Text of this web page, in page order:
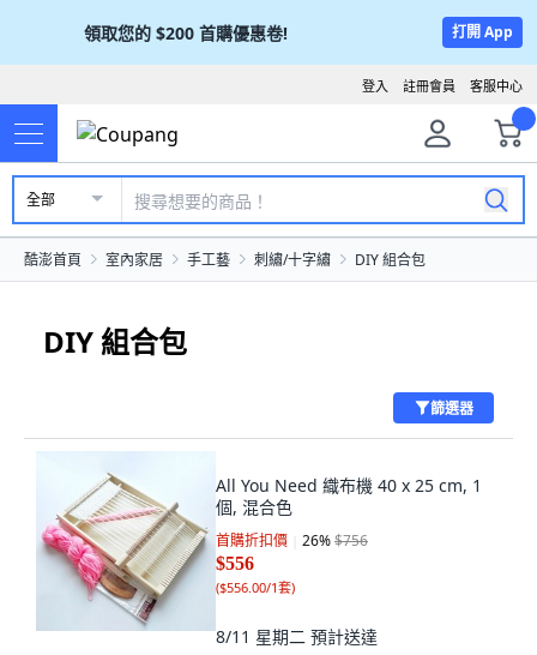
領取您的 $200 首購優惠卷! 打開 App
客服中心
註冊會員
登入
全部
酷澎首頁 室內家居 手工藝 刺繡/十字繡 DIY 組合包
DIY 組合包
篩選器
All You Need 織布機 40 x 25 cm, 1
個, 混合色
首購折扣價 26%$756
$556
($556.00/1套)
8/11 星期二 預計送達